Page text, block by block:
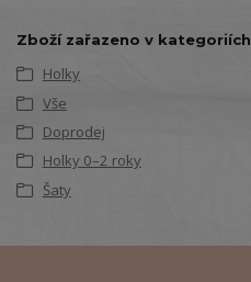
Zboží zařazeno v kategoriích
Holky
Vše
Doprodej
Holky 0–2 roky
Šaty